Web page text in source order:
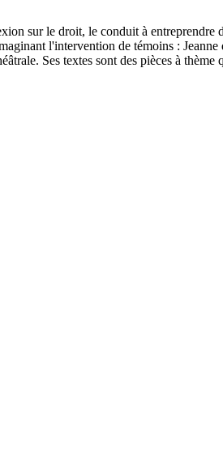
sur le droit, le conduit à entreprendre
l'intervention de témoins : Jeanne
Ses textes sont des pièces à